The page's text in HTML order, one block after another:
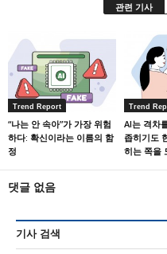
관련 기사
Trend Report
“나는 안 속아”가 가장 위험
하다: 확신이라는 이름의 함
정
Trend
AI는 격차
좁히기도
히는 쪽을
댓글 없음
기사 검색